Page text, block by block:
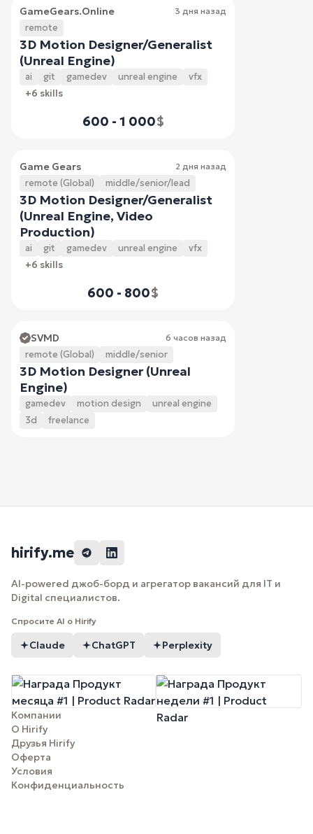
GameGears.Online 3 дня назад
remote
3D Motion Designer/Generalist
(Unreal Engine)
ai git gamedev unreal engine
vfx
+6 skills
600 - 1 000$
Game Gears 2 дня назад
remote (Global) middle/senior/lead
3D Motion Designer/Generalist
(Unreal Engine, Video
Production)
ai git gamedev unreal engine
vfx
+6 skills
600 - 800$
SVMD 6 часов назад
remote (Global) middle/senior
3D Motion Designer (Unreal
Engine)
gamedev motion design
unreal engine
3d
freelance
hirify.me
AI-powered джоб-борд и агрегатор вакансий для IT и
Digital специалистов.
Спросите AI о Hirify
Claude ChatGPT Perplexity
Компании
О Hirify
Друзья Hirify
Оферта
Условия
Конфиденциальность